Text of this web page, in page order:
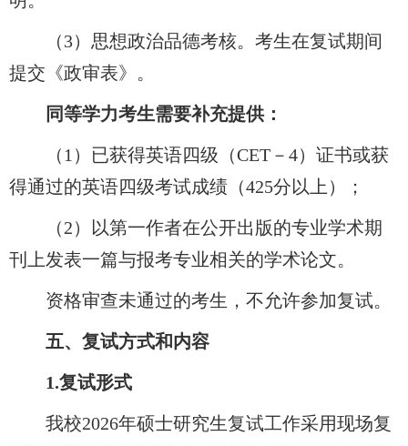
（3）思想政治品德考核。考生在复试期间
提交《政审表》。
同等学力考生需要补充提供：
（1）已获得英语四级（CET－4）证书或获
得通过的英语四级考试成绩（425分以上）；
（2）以第一作者在公开出版的专业学术期
刊上发表一篇与报考专业相关的学术论文。
资格审查未通过的考生，不允许参加复试。
五、复试方式和内容
1.复试形式
我校2026年硕士研究生复试工作采用现场复